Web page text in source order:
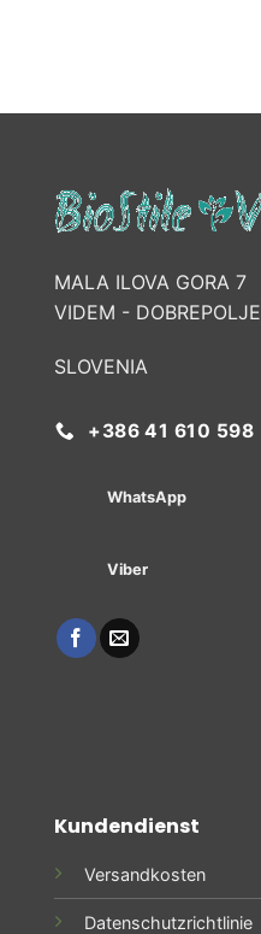
MALA ILOVA GORA 7
VIDEM - DOBREPOLJE
SLOVENIA
+386 41 610 598
WhatsApp
Viber
Kundendienst
Versandkosten
Datenschutzrichtlinie